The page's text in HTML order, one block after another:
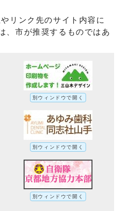
リンク先のサイト内容に
、市が推奨するものではあ
別ウィンドウで開く
別ウィンドウで開く
別ウィンドウで開く